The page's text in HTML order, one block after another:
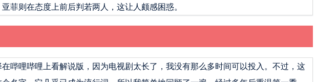
菲则在态度上前后判若两人，这让人颇感困惑。
哔哩哔哩上看解说版，因为电视剧太长了，我没有那么多时间可以投入。不过，这